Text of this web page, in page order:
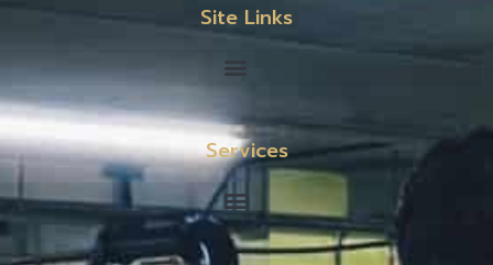
Site Links
Services